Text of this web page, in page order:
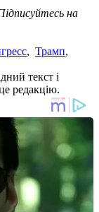
на
, Трамп,
текст і
редакцію.